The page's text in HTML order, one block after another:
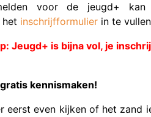
voor de jeugd+
inschrijfformulier in te vullen
Jeugd+ is bijna vol, je
kennismaken!
eerst even kijken of het zand